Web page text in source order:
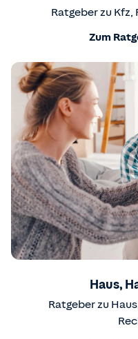
Ratgeber zu Kfz,
Zum
Haus,
Ratgeber zu